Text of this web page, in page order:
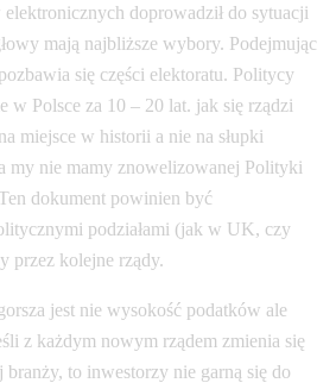
doprowadził do sytuacji
mają najbliższe wybory. Podejmując
się części elektoratu. Politycy
w Polsce za 10 – 20 lat. jak się rządzi
miejsce w historii a nie na słupki
my nie mamy znowelizowanej Polityki
dokument powinien być
podziałami (jak w UK, czy
przez kolejne rządy.
jest nie wysokość podatków ale
z każdym nowym rządem zmienia się
to inwestorzy nie garną się do